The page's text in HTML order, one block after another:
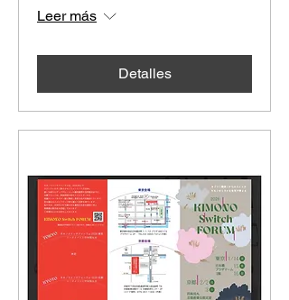
Leer más
Detalles